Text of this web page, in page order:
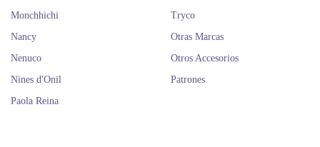
Monchhichi
Nancy
Nenuco
Nines d'Onil
Paola Reina
Tryco
Otras Marcas
Otros Accesorios
Patrones